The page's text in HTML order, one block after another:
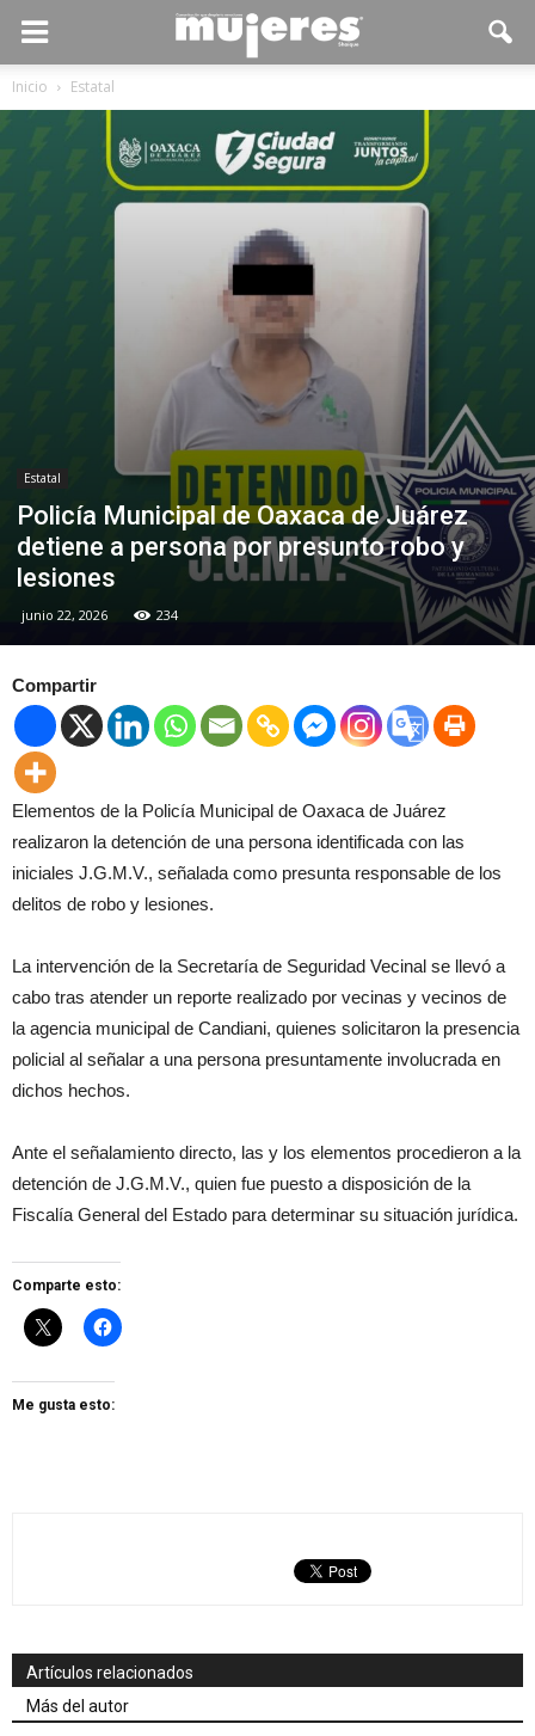
Inicio Estatal
Estatal
Policía Municipal de Oaxaca de Juárez
detiene a persona por presunto robo y
lesiones
junio 22, 2026 234
Compartir
Elementos de la Policía Municipal de Oaxaca de Juárez
realizaron la detención de una persona identificada con las
iniciales J.G.M.V., señalada como presunta responsable de los
delitos de robo y lesiones.
La intervención de la Secretaría de Seguridad Vecinal se llevó a
cabo tras atender un reporte realizado por vecinas y vecinos de
la agencia municipal de Candiani, quienes solicitaron la presencia
policial al señalar a una persona presuntamente involucrada en
dichos hechos.
Ante el señalamiento directo, las y los elementos procedieron a la
detención de J.G.M.V., quien fue puesto a disposición de la
Fiscalía General del Estado para determinar su situación jurídica.
Comparte esto:
Me gusta esto:
Artículos relacionados
Más del autor